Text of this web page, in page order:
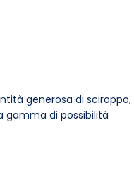
generosa di sciroppo,
gamma di possibilità